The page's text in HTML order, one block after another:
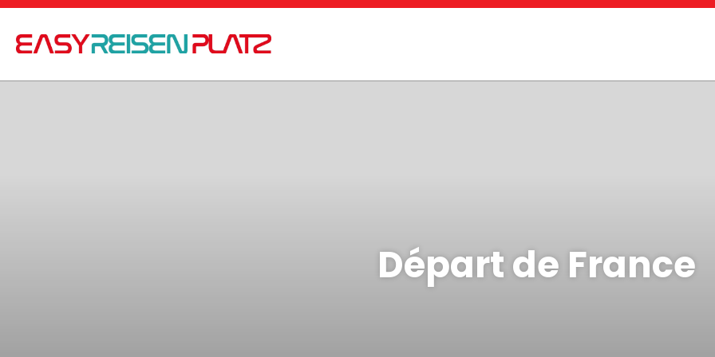
Départ de France